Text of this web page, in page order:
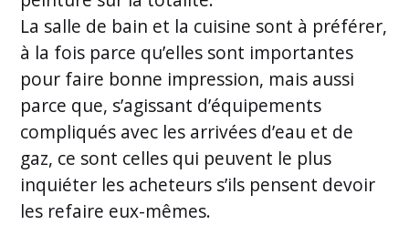
La salle de bain et la cuisine sont à préférer,
à la fois parce qu’elles sont importantes
pour faire bonne impression, mais aussi
parce que, s’agissant d’équipements
compliqués avec les arrivées d’eau et de
gaz, ce sont celles qui peuvent le plus
inquiéter les acheteurs s’ils pensent devoir
les refaire eux-mêmes.